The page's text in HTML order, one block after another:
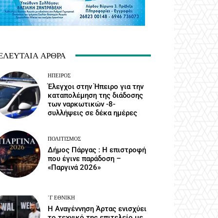
ΆΡΘΡΑ
ΉΠΕΙΡΟΣ
Έλεγχοι στην Ήπειρο για την
καταπολέμηση της διάδοσης
των ναρκωτικών -8-
συλλήψεις σε δέκα ημέρες
ΠΟΛΙΤΙΣΜΌΣ
Δήμος Πάργας : Η επιστροφή
που έγινε παράδοση –
«Παργινά 2026»
΄Γ ΕΘΝΙΚΉ
Η Αναγέννηση Άρτας ενισχύει